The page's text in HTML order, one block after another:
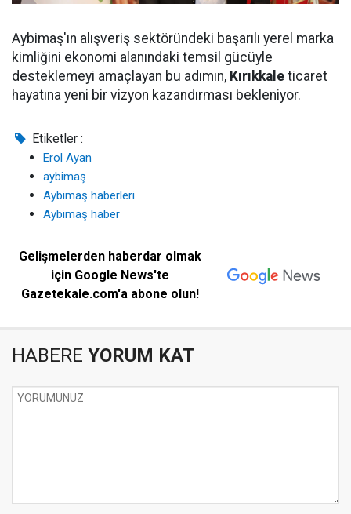
Aybimaş'ın alışveriş sektöründeki başarılı yerel marka
kimliğini ekonomi alanındaki temsil gücüyle
desteklemeyi amaçlayan bu adımın, Kırıkkale ticaret
hayatına yeni bir vizyon kazandırması bekleniyor.
Etiketler :
Erol Ayan
aybimaş
Aybimaş haberleri
Aybimaş haber
Gelişmelerden haberdar olmak
için Google News'te
Gazetekale.com'a abone olun!
HABERE YORUM KAT